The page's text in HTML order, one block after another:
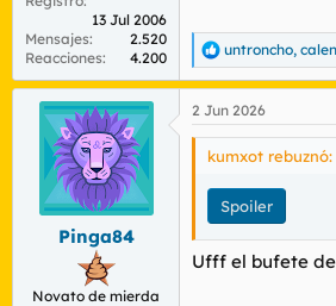
13 Jul 2006
Mensajes
2.520
Reacciones
4.200
R
e
a
c
c
n
untroncho,
Pinga84
Novato de mierda
2 Jun 2026
kumxot rebuznó:
Spoiler
Ufff el bufete